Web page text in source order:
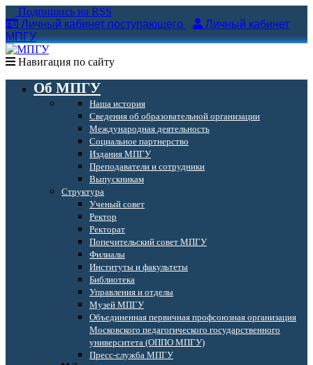
Подпишись на RSS
Личный кабинет поступающего
Личный кабинет
МПГУ
Навигация по сайту
Об МПГУ
Наша история
Сведения об образовательной организации
Международная деятельность
Социальное партнерство
Издания МПГУ
Преподаватели и сотрудники
Выпускникам
Структура
Ученый совет
Ректор
Ректорат
Попечительский совет МПГУ
Филиалы
Институты и факультеты
Библиотека
Управления и отделы
Музей МПГУ
Объединенная первичная профсоюзная организация
Московского педагогического государственного
университета (ОППО МПГУ)
Пресс-служба МПГУ